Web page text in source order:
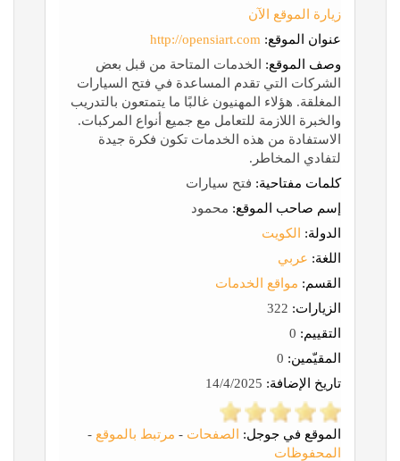
زيارة الموقع الآن
عنوان الموقع: http://opensiart.com
وصف الموقع: الخدمات المتاحة من قبل بعض
الشركات التي تقدم المساعدة في فتح السيارات
المغلقة. هؤلاء المهنيون غالبًا ما يتمتعون بالتدريب
والخبرة اللازمة للتعامل مع جميع أنواع المركبات.
الاستفادة من هذه الخدمات تكون فكرة جيدة
لتفادي المخاطر.
كلمات مفتاحية: فتح سيارات
إسم صاحب الموقع: محمود
الدولة:
الكويت
اللغة: عربي
القسم: مواقع الخدمات
الزيارات:
التقييم:
المقيّمين:
تاريخ الإضافة:
الموقع في جوجل: الصفحات - مرتبط بالموقع -
المحفوظات